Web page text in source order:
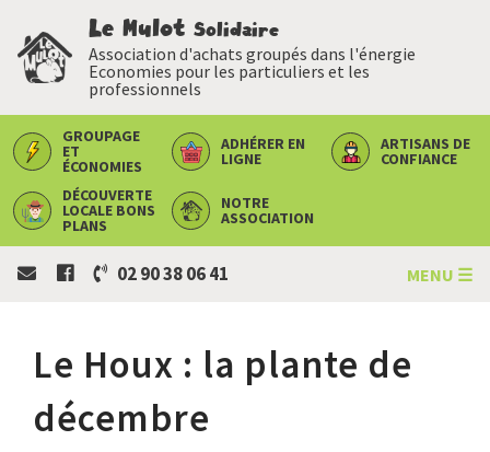
Le Mulot Solidaire
Association d'achats groupés dans l'énergie
Economies pour les particuliers et les
professionnels
GROUPAGE
ET
ÉCONOMIES
ADHÉRER EN
LIGNE
ARTISANS DE
CONFIANCE
DÉCOUVERTE
LOCALE BONS
PLANS
NOTRE
ASSOCIATION
02 90 38 06 41 MENU ☰
Le Houx : la plante de
décembre